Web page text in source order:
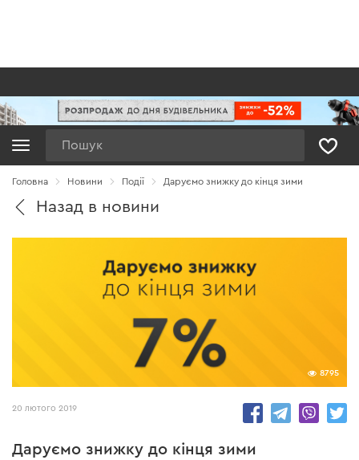
Головна Новини Події Даруємо знижку до кінця зими
Назад в новини
8795
20 лютого 2019
Даруємо знижку до кінця зими